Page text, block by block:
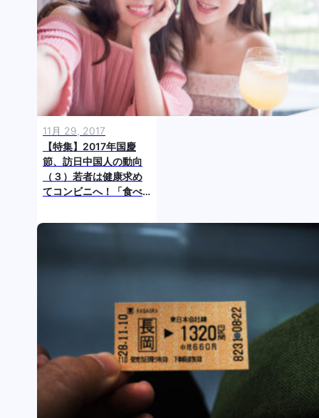
11月 29, 2017
【特集】2017年国慶
節、訪日中国人の動向
（３）若者は健康求め
てコンビニへ！「食べ
た」ランキング公開